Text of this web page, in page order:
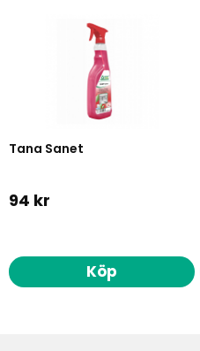
Tana Sanet
94 kr
Köp